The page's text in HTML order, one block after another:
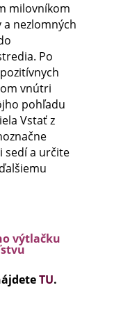
milovníkom
nezlomných
Po
vnútri
pohľadu
Vstať z
sedí a určite
výtlačku
TU.